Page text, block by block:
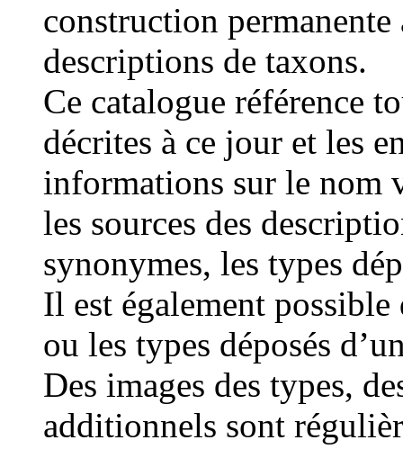
construction permanente
descriptions de taxons.
Ce catalogue référence
décrites à ce jour et les
informations sur le nom
les sources des
synonymes, les types
Il est également possible
ou les types déposés
Des images des types,
additionnels sont